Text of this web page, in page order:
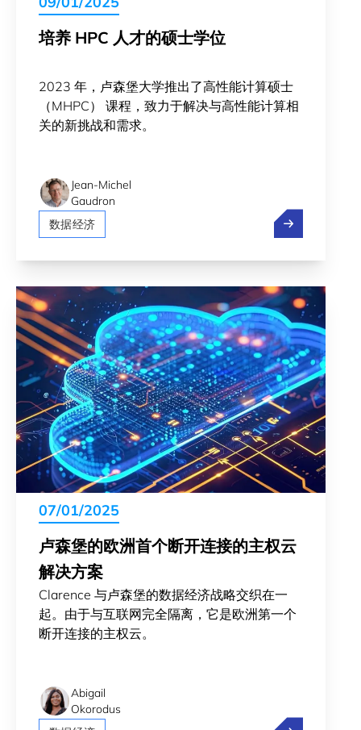
培养 HPC 人才的硕士学位
2023 年，卢森堡大学推出了高性能计算硕士
（MHPC） 课程，致力于解决与高性能计算相
关的新挑战和需求。
Jean-Michel
Gaudron
数据经济
培养 HPC 人
07/01/2025
卢森堡的欧洲首个断开连接的主权云
解决方案
Clarence 与卢森堡的数据经济战略交织在一
起。由于与互联网完全隔离，它是欧洲第一个
断开连接的主权云。
Abigail
Okorodus
卢森堡的欧洲